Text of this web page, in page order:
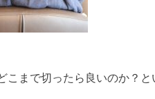
こまで切ったら良いのか？